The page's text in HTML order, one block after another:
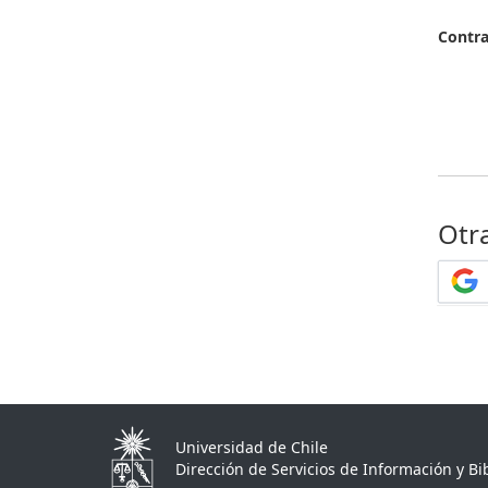
Universidad de Chile
Dirección de Servicios de Información y